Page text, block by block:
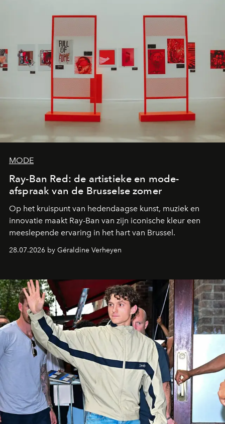
MODE
Ray-Ban Red: de artistieke en mode-
afspraak van de Brusselse zomer
Op het kruispunt van hedendaagse kunst, muziek en
innovatie maakt Ray-Ban van zijn iconische kleur een
meeslepende ervaring in het hart van Brussel.
28.07.2026 by Géraldine Verheyen